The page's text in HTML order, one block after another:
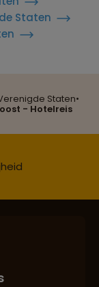
Staten•
- Hotelreis
Staten
en milieu